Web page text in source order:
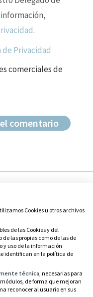
.
Privacidad
comerciales de
uso
Cookies u otros archivos
de las Cookies y del
las propias como de las de
y uso de la información
identifican en la política de
técnica, necesarias para
de forma que mejoran
reconocer al usuario en sus